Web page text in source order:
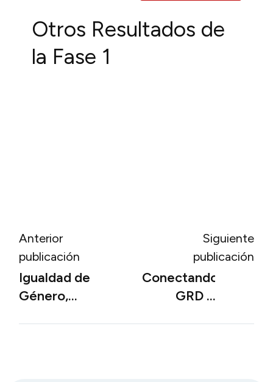
Otros Resultados de
la Fase 1
Anterior
publicación
Igualdad de
Género,
Siguiente
publicación
Conectando
GRD Y